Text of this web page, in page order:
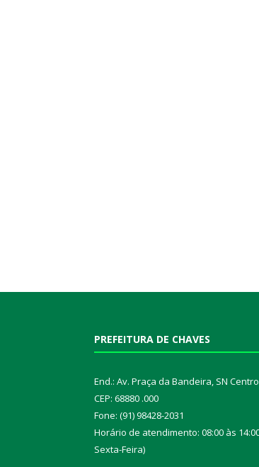
PREFEITURA DE CHAVES
End.: Av. Praça da Bandeira, SN
CEP: 68880 .000
Fone: (91) 98428-2031
Horário de atendimento: 08:00 às
Sexta-Feira)